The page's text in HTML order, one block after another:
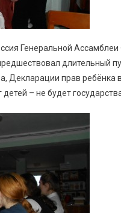
Генеральной
длительный
Декларации прав ребёнка
– не будет